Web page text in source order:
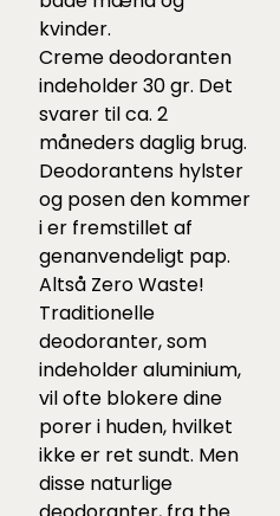
kvinder.
Creme deodoranten
indeholder 30 gr. Det
svarer til ca. 2
måneders daglig brug.
Deodorantens hylster
og posen den kommer
i er fremstillet af
genanvendeligt pap.
Altså Zero Waste!
Traditionelle
deodoranter, som
indeholder aluminium,
vil ofte blokere dine
porer i huden, hvilket
ikke er ret sundt. Men
disse naturlige